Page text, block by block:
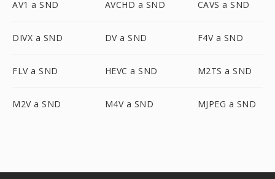
AV1 a SND AVCHD a SND CAVS a SND
DIVX a SND DV a SND F4V a SND
FLV a SND HEVC a SND M2TS a SND
M2V a SND M4V a SND MJPEG a SND